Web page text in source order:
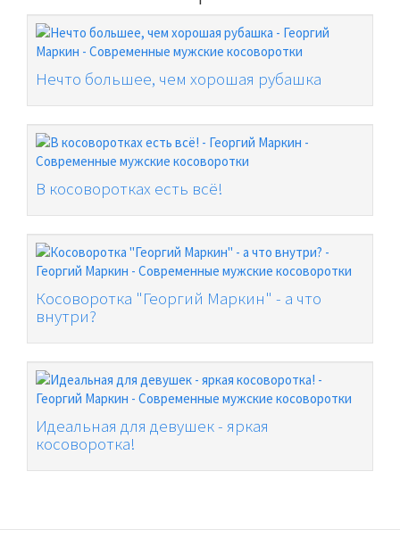
Нечто большее, чем хорошая рубашка
В косоворотках есть всё!
Косоворотка "Георгий Маркин" - а что
внутри?
Идеальная для девушек - яркая
косоворотка!